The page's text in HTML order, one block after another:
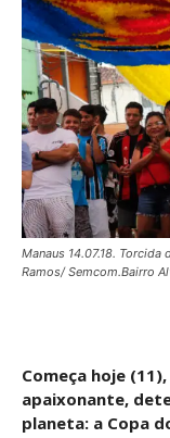
Manaus 14.07.18. Torcida
Ramos/ Semcom.Bairro
Começa hoje
apaixonante,
planeta: a Copa